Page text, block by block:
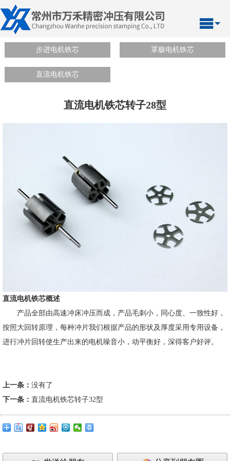
步进电机铁芯 罩极电机铁芯
直流电机铁芯
直流电机铁芯转子28型
直流电机铁芯概述
产品全部由高速冲床冲压而成，产品毛刺小，同心度、一致性好，
按照大回转原理，每种冲片我们根据产品的形状及厚度采用专用设备，
进行冲片回转使生产出来的电机噪音小，动平衡好，深得客户好评。
上一条： 没有了
下一条： 直流电机铁芯转子32型